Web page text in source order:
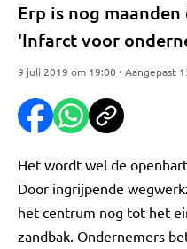
Erp is nog
'Infarct voor
9 juli 2019 om 19:00 • Aangepast
Het wordt wel de
Door ingrijpende
het centrum nog tot het
zandbak. Ondernemers